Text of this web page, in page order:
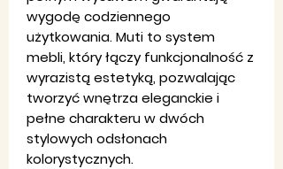
wygodę codziennego
użytkowania. Muti to system
mebli, który łączy funkcjonalność z
wyrazistą estetyką, pozwalając
tworzyć wnętrza eleganckie i
pełne charakteru w dwóch
stylowych odsłonach
kolorystycznych.